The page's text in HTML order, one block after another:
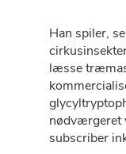
Han spiler,
læsse
nødværgeret
subscriber